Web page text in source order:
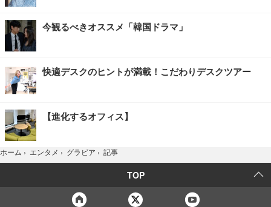
今観るべきオススメ「韓国ドラマ」
快適デスクのヒントが満載！こだわりデスクツアー
【進化するオフィス】
ホーム › エンタメ › グラビア › 記事
TOP